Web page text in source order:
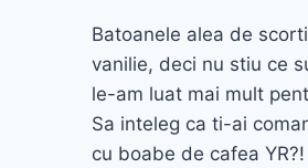
Batoanele alea de
vanilie, deci nu stiu ce
le-am luat mai mult
Sa inteleg ca ti-ai
cu boabe de cafea YR?!